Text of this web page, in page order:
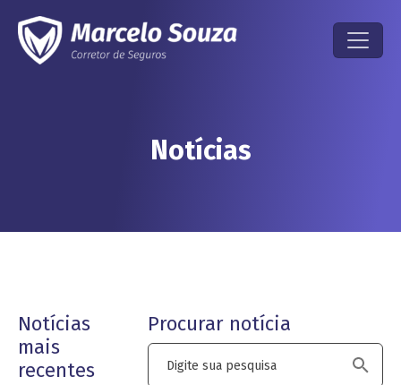
Notícias
Notícias
mais
recentes
Procurar notícia